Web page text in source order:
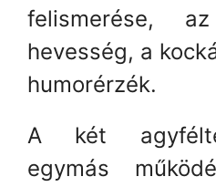
felismerése,
hevesség, a
humorérzék.
A két
egymás